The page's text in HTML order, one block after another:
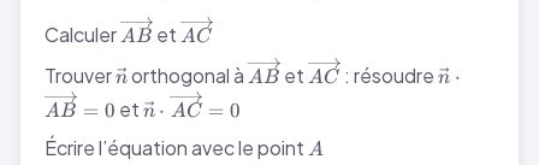
Calculer\overrightarrow{AB}
AB et\overrightarrow{AC}
AC
Trouver\vec{n}
northogonal à\overrightarrow{AB}
AB et\overrightarrow{AC}
AC : résoudre \vec{n}
n ⋅
AB = 0 et \vec{n} \cdot
\overrightarrow{AC}
= 0
n ⋅ AC = 0
Écrire l’équation avec le point A
A